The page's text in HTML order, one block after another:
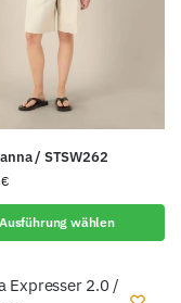
/ STSW262
€
Ausführung wählen